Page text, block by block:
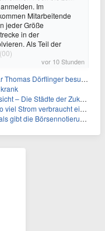
Im
Mitarbeitende
jeder Größe
in der
Als Teil der
(00)
vor 10 Stunden
Handwerksbetrieb im Kammerbezirk Freiburg
Städte der Zukunft sind grün-blau
verbraucht ein Aufzug im Gebäude
an der Frankfurter Wertpapierbörse bekannt